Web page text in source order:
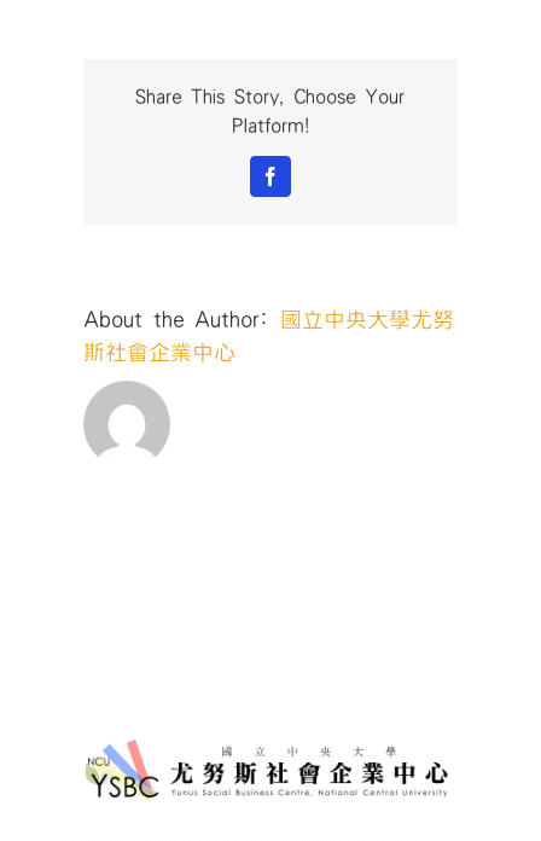
國
Share This Story, Choose Your
Platform!
Facebook
About the Author:
國立中央大學尤努
斯社會企業中心